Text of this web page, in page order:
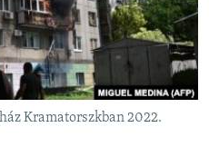
Kramatorszkban 2022.